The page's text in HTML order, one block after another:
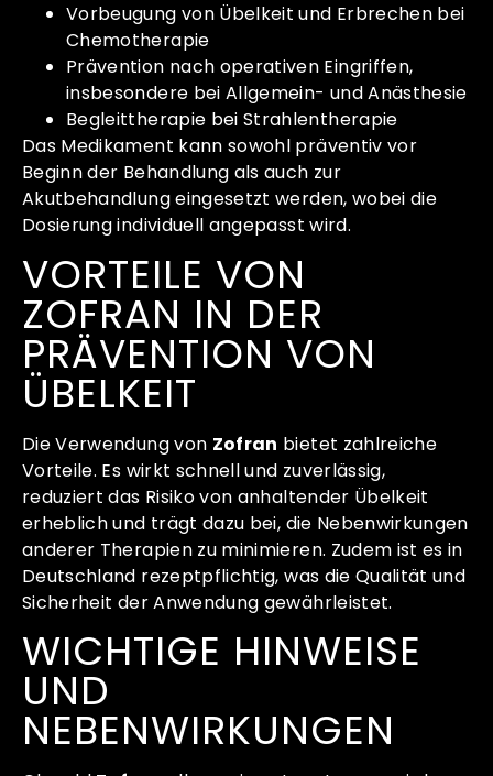
Vorbeugung von Übelkeit und Erbrechen bei
Chemotherapie
Prävention nach operativen Eingriffen,
insbesondere bei Allgemein- und Anästhesie
Begleittherapie bei Strahlentherapie
Das Medikament kann sowohl präventiv vor
Beginn der Behandlung als auch zur
Akutbehandlung eingesetzt werden, wobei die
Dosierung individuell angepasst wird.
VORTEILE VON
ZOFRAN IN DER
PRÄVENTION VON
ÜBELKEIT
Die Verwendung von Zofran bietet zahlreiche
Vorteile. Es wirkt schnell und zuverlässig,
reduziert das Risiko von anhaltender Übelkeit
erheblich und trägt dazu bei, die Nebenwirkungen
anderer Therapien zu minimieren. Zudem ist es in
Deutschland rezeptpflichtig, was die Qualität und
Sicherheit der Anwendung gewährleistet.
WICHTIGE HINWEISE
UND
NEBENWIRKUNGEN